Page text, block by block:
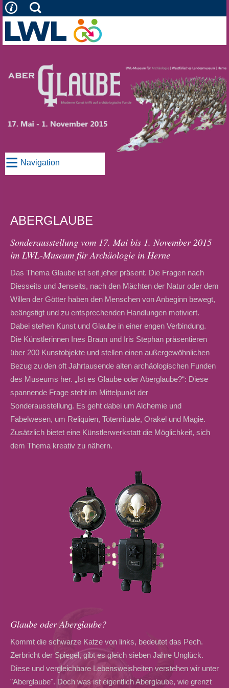
≡ Navigation
ABERGLAUBE
Sonderausstellung vom 17. Mai bis 1. November 2015
im LWL-Museum für Archäologie in Herne
Das Thema Glaube ist seit jeher präsent. Die Fragen nach
Diesseits und Jenseits, nach den Mächten der Natur oder dem
Willen der Götter haben den Menschen von Anbeginn bewegt,
beängstigt und zu entsprechenden Handlungen motiviert.
Dabei stehen Kunst und Glaube in einer engen Verbindung.
Die Künstlerinnen Ines Braun und Iris Stephan präsentieren
über 200 Kunstobjekte und stellen einen außergewöhnlichen
Bezug zu den oft Jahrtausende alten archäologischen Funden
des Museums her. „Ist es Glaube oder Aberglaube?“: Diese
spannende Frage steht im Mittelpunkt der
Sonderausstellung. Es geht dabei um Alchemie und
Fabelwesen, um Reliquien, Totenrituale, Orakel und Magie.
Zusätzlich bietet eine Künstlerwerkstatt die Möglichkeit, sich
dem Thema kreativ zu nähern.
Glaube oder Aberglaube?
Kommt die schwarze Katze von links, bedeutet das Pech.
Zerbricht der Spiegel, gibt es gleich sieben Jahre Unglück.
Diese und vergleichbare Lebensweisheiten verstehen wir unter
"Aberglaube". Doch was ist eigentlich Aberglaube, wie grenzt